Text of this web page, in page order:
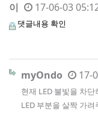
이 17-06-03
댓글내용 확인
myOndo 17-
현재 LED 불빛을 차
LED 부분을 살짝 가